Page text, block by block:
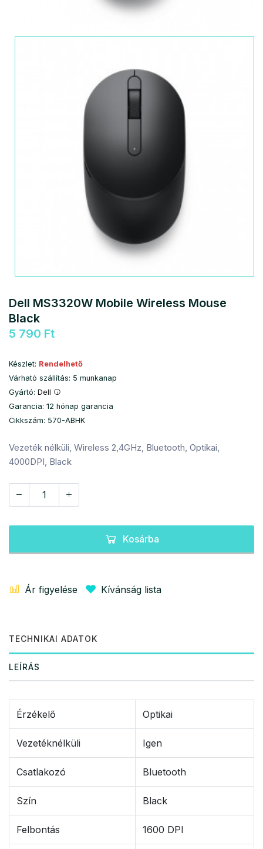
Dell MS3320W Mobile Wireless Mouse
Black
5 790 Ft
Készlet: Rendelhető
Várható szállítás: 5 munkanap
Gyártó: Dell
Garancia: 12 hónap garancia
Cikkszám: 570-ABHK
Vezeték nélküli, Wireless 2,4GHz, Bluetooth, Optikai,
4000DPI, Black
Kosárba
Ár figyelése Kívánság lista
TECHNIKAI ADATOK
LEÍRÁS
Érzékelő Optikai
Vezetéknélküli Igen
Csatlakozó Bluetooth
Szín Black
Felbontás 1600 DPI